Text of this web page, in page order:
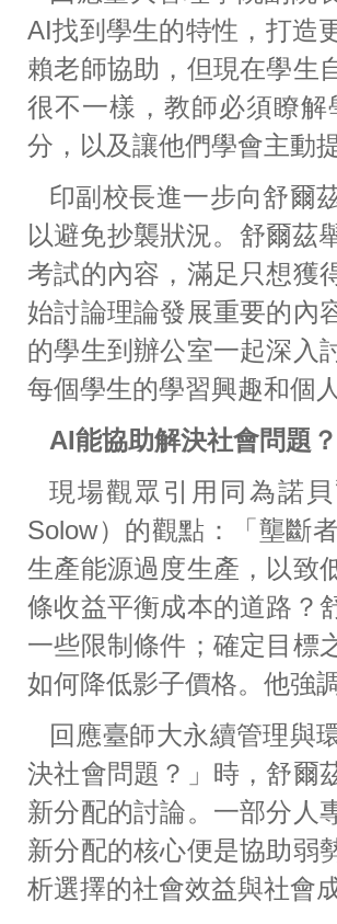
AI找到學生的特性，打造
賴老師協助，但現在學生
很不一樣，教師必須瞭
分，以及讓他們學會主動
印副校長進一步向舒爾
以避免抄襲狀況。舒爾茲
考試的內容，滿足只想獲
始討論理論發展重要的內
的學生到辦公室一起深入
每個學生的學習興趣和個
AI能協助解決社會問題？
現場觀眾引用同為諾
Solow）的觀點：「壟斷
生產能源過度生產，以致
條收益平衡成本的道路？
一些限制條件；確定目標
如何降低影子價格。他強
回應臺師大永續管理與
決社會問題？」時，舒爾
新分配的討論。一部分人
新分配的核心便是協助弱
析選擇的社會效益與社會